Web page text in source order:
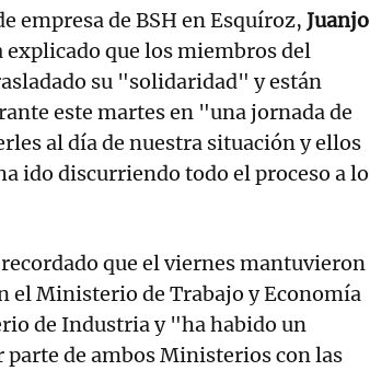
empresa de BSH en Esquíroz, Juanjo
explicado que los miembros del
su "solidaridad" y están
este martes en "una jornada de
al día de nuestra situación y ellos
ido discurriendo todo el proceso a lo
que el viernes mantuvieron
el Ministerio de Trabajo y Economía
de Industria y "ha habido un
de ambos Ministerios con las